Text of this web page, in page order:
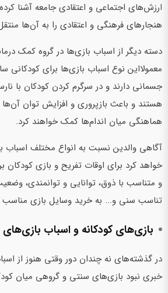
ارزش‌های اجتماعی و اعتقادی جامعه آشنا
هنجارهای فرهنگی و اعتقادی را به آن‌ها
دسته دیگر از اسباب بازی‌ها در گروه کمک
معمولااین نوع اسباب بازی‌ها برای کودکانی
جسمانی دارند و در سرگرم کردن کودکان با
هستند و باعث بازپروری و افزایش توان
هماهنگی میان اندام‌ها کمک خواهند کرد.
آگاهی والدین نسبت به انواع مختلف اسباب
خواهد کرد برای اوقات تفریح و بازی کودکان
و متناسب با ذوق، توانایی و توانمندی،
تناسب سنی و... به خرید وسایل بازی مناسب
بازی‌های کودکانه و اسباب
در گذشته‌های نه چندان دور وقتی هنوز از
خبری نبود بازی‌های سنتی و گروهی میان